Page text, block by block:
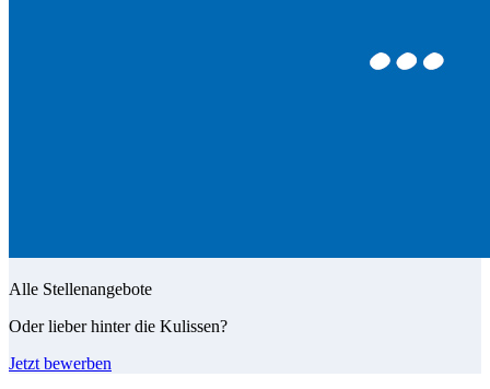
Alle Stellenangebote
Oder lieber hinter die Kulissen?
Jetzt bewerben